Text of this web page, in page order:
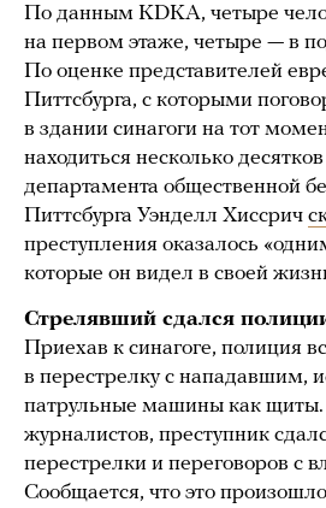
По данным KDKA, четыре
на первом этаже, четыре — в
По оценке представителей
Питтсбурга, с которыми
в здании синагоги на тот
находиться несколько
департамента общественной
Питтсбурга Уэнделл Хиссрич
преступления оказалось
которые он видел в своей
Стрелявший сдался
Приехав к синагоге, полиция
в перестрелку с нападавшим,
патрульные машины как
журналистов, преступник
перестрелки и переговоров с
Сообщается, что это